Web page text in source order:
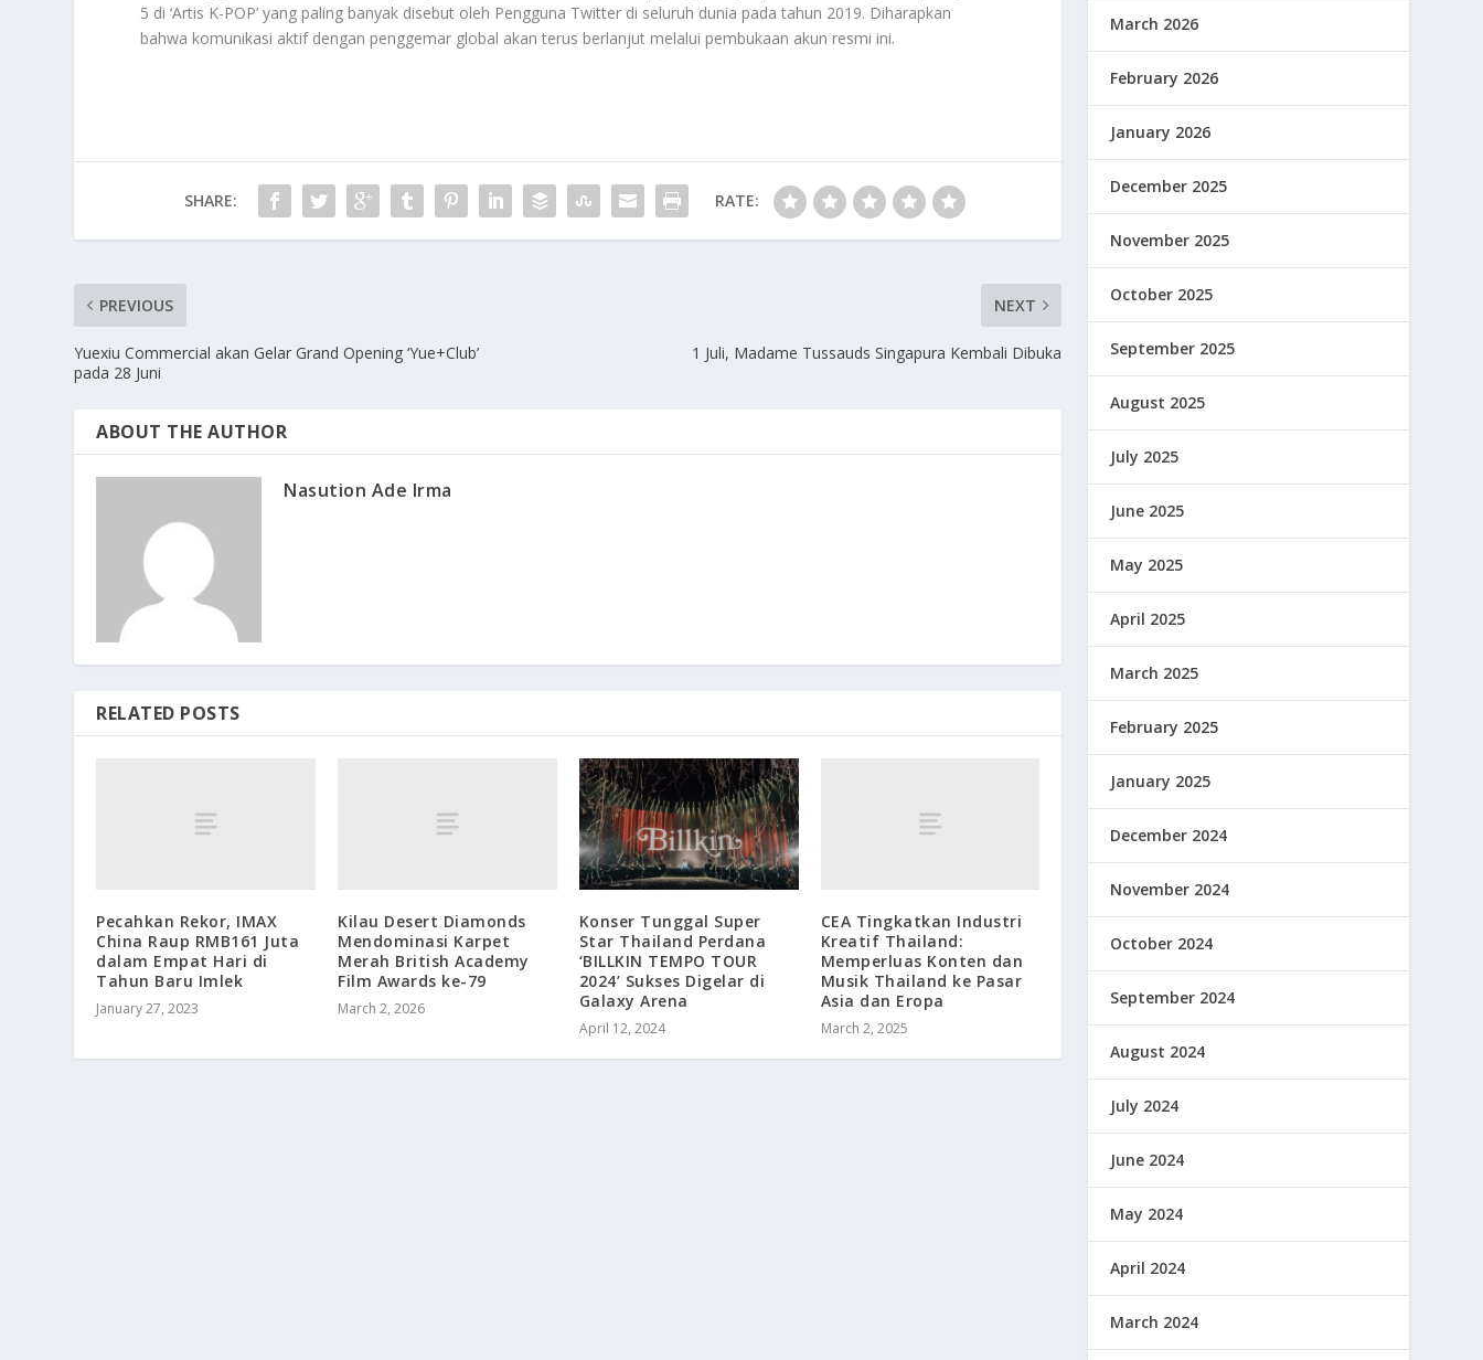
5 di ‘Artis K-POP’ yang paling banyak disebut oleh Pengguna Twitter di seluruh dunia pada tahun 2019. Diharapkan
bahwa komunikasi aktif dengan penggemar global akan terus berlanjut melalui pembukaan akun resmi ini.
SHARE: RATE:
PREVIOUS
Yuexiu Commercial akan Gelar Grand Opening ‘Yue+Club’
pada 28 Juni
NEXT
1 Juli, Madame Tussauds Singapura Kembali Dibuka
ABOUT THE AUTHOR
Nasution Ade Irma
RELATED POSTS
Pecahkan Rekor, IMAX
China Raup RMB161 Juta
dalam Empat Hari di
Tahun Baru Imlek
January 27, 2023
Kilau Desert Diamonds
Mendominasi Karpet
Merah British Academy
Film Awards ke-79
March 2, 2026
Konser Tunggal Super
Star Thailand Perdana
‘BILLKIN TEMPO TOUR
2024’ Sukses Digelar di
Galaxy Arena
April 12, 2024
CEA Tingkatkan Industri
Kreatif Thailand:
Memperluas Konten dan
Musik Thailand ke Pasar
Asia dan Eropa
March 2, 2025
March 2026
February 2026
January 2026
December 2025
November 2025
October 2025
September 2025
August 2025
July 2025
June 2025
May 2025
April 2025
March 2025
February 2025
January 2025
December 2024
November 2024
October 2024
September 2024
August 2024
July 2024
June 2024
May 2024
April 2024
March 2024